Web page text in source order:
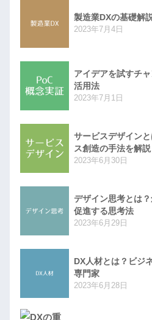
製造業DXの基礎解
2023年7月4日
アイデアを試すチ
活用法
2023年7月1日
サービスデザイン
ス創造の手法を解説
2023年6月30日
デザイン思考とは
促進する思考法
2023年6月29日
DX人材とは？ビジ
専門家
2023年6月28日